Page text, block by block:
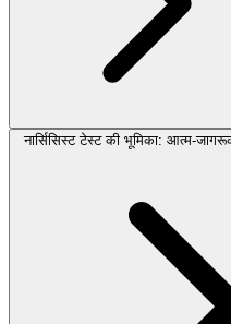
नार्सिसिस्ट टेस्ट की भूमिका: आत्म-